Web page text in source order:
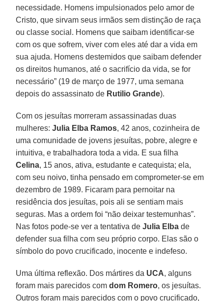
necessidade. Homens impulsionados pelo amor de
Cristo, que sirvam seus irmãos sem distinção de raça
ou classe social. Homens que saibam identificar-se
com os que sofrem, viver com eles até dar a vida em
sua ajuda. Homens destemidos que saibam defender
os direitos humanos, até o sacrifício da vida, se for
necessário” (19 de março de 1977, uma semana
depois do assassinato de Rutilio Grande).
Com os jesuítas morreram assassinadas duas
mulheres:Julia Elba Ramos, 42 anos, cozinheira de
uma comunidade de jovens jesuítas, pobre, alegre e
intuitiva, e trabalhadora toda a vida. E sua filha
Celina, 15 anos, ativa, estudante e catequista; ela,
com seu noivo, tinha pensado em comprometer-se em
dezembro de 1989. Ficaram para pernoitar na
residência dos jesuítas, pois ali se sentiam mais
seguras. Mas a ordem foi “não deixar testemunhas”.
Nas fotos pode-se ver a tentativa deJulia Elba de
defender sua filha com seu próprio corpo. Elas são o
símbolo do povo crucificado, inocente e indefeso.
Uma última reflexão. Dos mártires da UCA, alguns
foram mais parecidos comdom Romero, os jesuítas.
Outros foram mais parecidos com o povo crucificado,